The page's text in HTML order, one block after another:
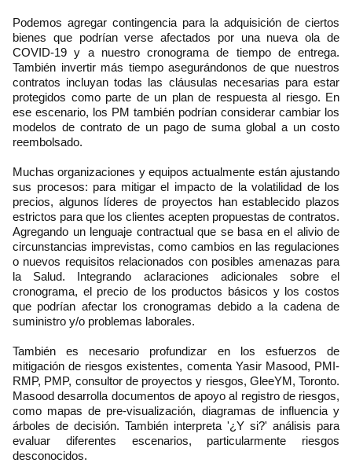
Podemos agregar contingencia para la adquisición de ciertos
bienes que podrían verse afectados por una nueva ola de
COVID-19 y a nuestro cronograma de tiempo de entrega.
También invertir más tiempo asegurándonos de que nuestros
contratos incluyan todas las cláusulas necesarias para estar
protegidos como parte de un plan de respuesta al riesgo. En
ese escenario, los PM también podrían considerar cambiar los
modelos de contrato de un pago de suma global a un costo
reembolsado.
Muchas organizaciones y equipos actualmente están ajustando
sus procesos: para mitigar el impacto de la volatilidad de los
precios, algunos líderes de proyectos han establecido plazos
estrictos para que los clientes acepten propuestas de contratos.
Agregando un lenguaje contractual que se basa en el alivio de
circunstancias imprevistas, como cambios en las regulaciones
o nuevos requisitos relacionados con posibles amenazas para
la Salud. Integrando aclaraciones adicionales sobre el
cronograma, el precio de los productos básicos y los costos
que podrían afectar los cronogramas debido a la cadena de
suministro y/o problemas laborales.
También es necesario profundizar en los esfuerzos de
mitigación de riesgos existentes, comenta Yasir Masood, PMI-
RMP, PMP, consultor de proyectos y riesgos, GleeYM, Toronto.
Masood desarrolla documentos de apoyo al registro de riesgos,
como mapas de pre-visualización, diagramas de influencia y
árboles de decisión. También interpreta '¿Y si?' análisis para
evaluar diferentes escenarios, particularmente riesgos
desconocidos.